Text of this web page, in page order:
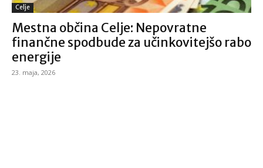
Celje
Mestna občina Celje: Nepovratne
finančne spodbude za učinkovitejšo rabo
energije
23. maja, 2026